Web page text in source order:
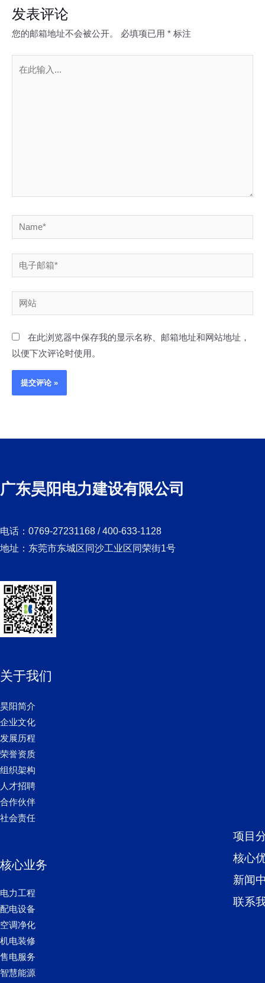
发表评论
您的邮箱地址不会被公开。 必填项已用 * 标注
Name*
电
子
邮
箱
网
站
在此浏览器中保存我的显示名称、邮箱地址和网站地址，
以便下次评论时使用。
广东昊阳电力建设有限公司
电话：0769-27231168 / 400-633-1128
地址：东莞市东城区同沙工业区同荣街1号
关于我们
昊阳简介
企业文化
发展历程
荣誉资质
组织架构
人才招聘
合作伙伴
社会责任
核心业务
电力工程
配电设备
空调净化
机电装修
售电服务
智慧能源
项目
核心
新闻
联系